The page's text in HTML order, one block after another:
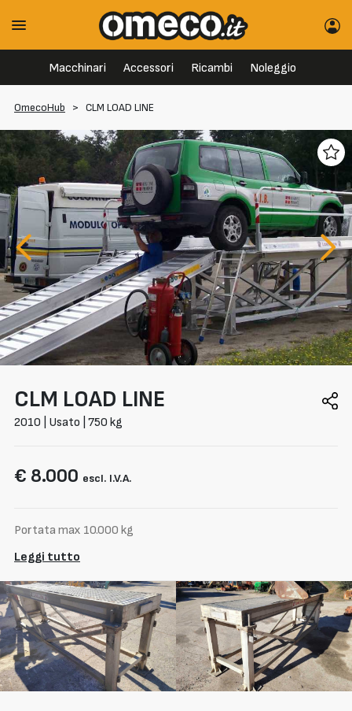
Macchinari Accessori Ricambi Noleggio
OmecoHub > CLM LOAD LINE
CLM LOAD LINE
2010 | Usato | 750 kg
€ 8.000 escl. I.V.A.
Portata max 10.000 kg
Leggi tutto